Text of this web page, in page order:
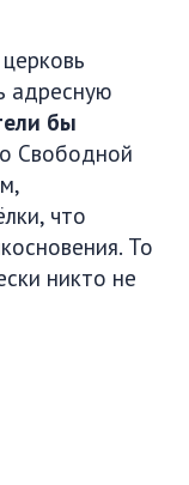
адресную
бы
Свободной
что
То
никто не